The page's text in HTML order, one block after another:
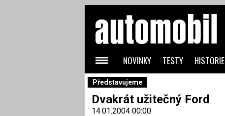
Představujeme
Dvakrát užitečný Ford
14.01.2004 00:00
NOVINKY TESTY HISTORIE